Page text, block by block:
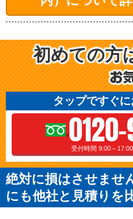
初めての方
タップですぐ
受付時間 9:00～
絶対に損はさせませ
にも他社と見積りを